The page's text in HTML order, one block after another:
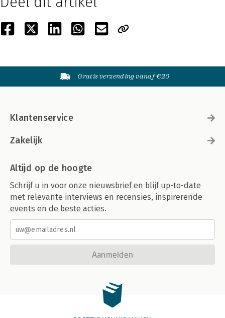
Gratis verzending vanaf €20
Klantenservice
Zakelijk
Altijd op de hoogte
Schrijf u in voor onze nieuwsbrief en blijf up-to-date
met relevante interviews en recensies, inspirerende
events en de beste acties.
Aanmelden